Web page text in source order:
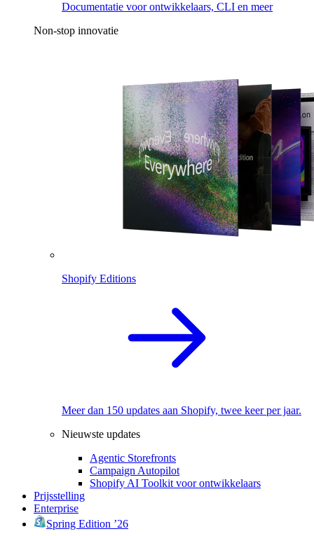
Documentatie voor ontwikkelaars, CLI en meer
Non-stop innovatie
Shopify Editions
Meer dan 150 updates aan Shopify, twee keer per jaar.
Nieuwste updates
Agentic Storefronts
Campaign Autopilot
Shopify AI Toolkit voor ontwikkelaars
Prijsstelling
Enterprise
Spring Edition ’26